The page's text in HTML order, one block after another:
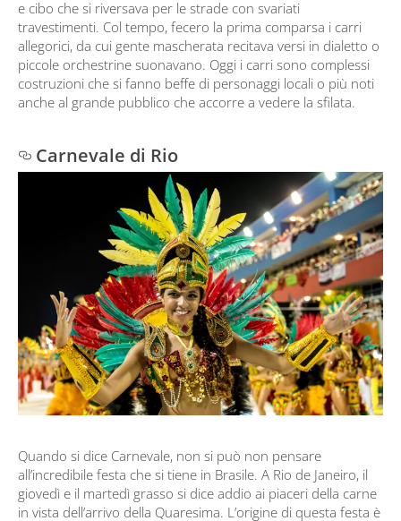
e cibo che si riversava per le strade con svariati
travestimenti. Col tempo, fecero la prima comparsa i carri
allegorici, da cui gente mascherata recitava versi in dialetto o
piccole orchestrine suonavano. Oggi i carri sono complessi
costruzioni che si fanno beffe di personaggi locali o più noti
anche al grande pubblico che accorre a vedere la sfilata.
Carnevale di Rio
Quando si dice Carnevale, non si può non pensare
all’incredibile festa che si tiene in Brasile. A Rio de Janeiro, il
giovedì e il martedì grasso si dice addio ai piaceri della carne
in vista dell’arrivo della Quaresima. L’origine di questa festa è